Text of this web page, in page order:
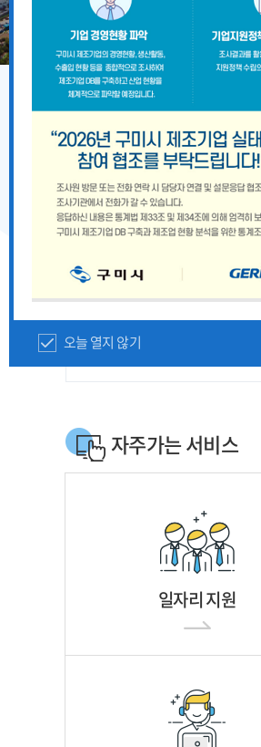
오늘 열지 않기
기업지원 공고
2026년 8월 구미시 중소기업
경상북도 중대재해 예방 사각
자주가는 서비스
일자리 지원